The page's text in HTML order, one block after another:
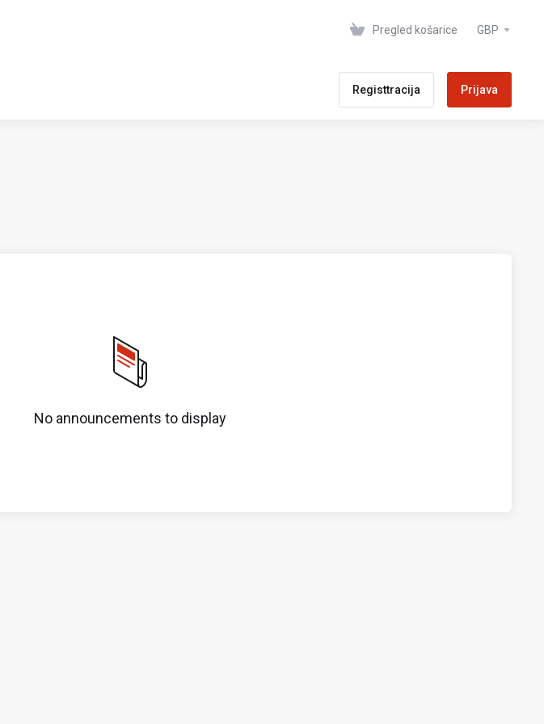
Pregled košarice GBP
Registtracija Prijava
No announcements to display